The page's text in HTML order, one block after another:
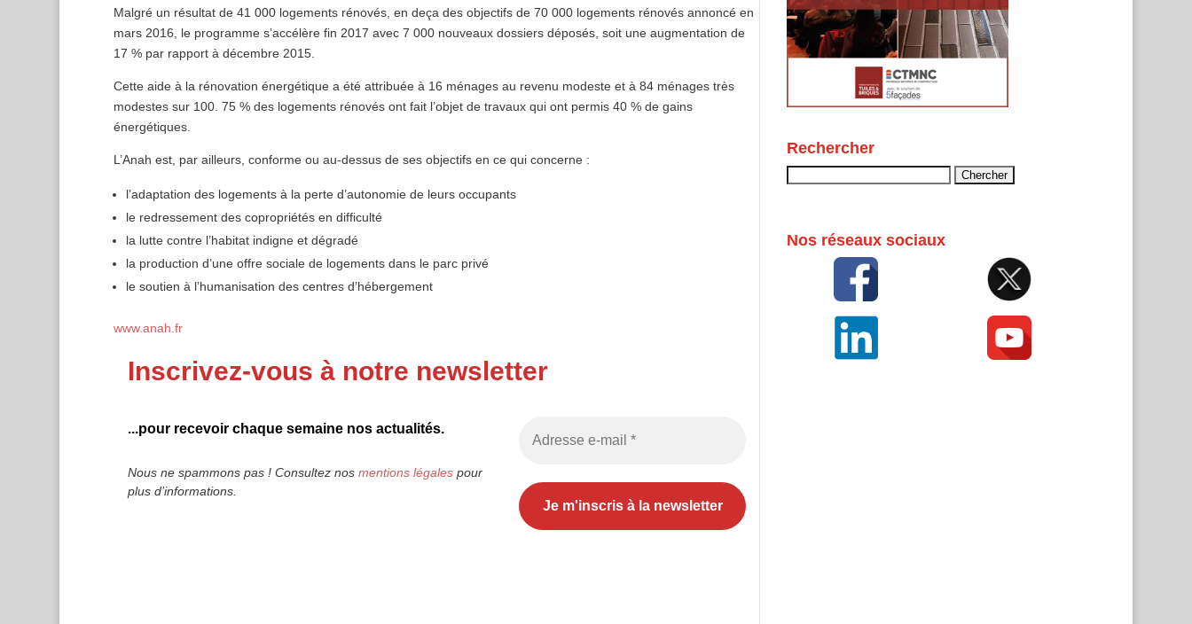
Malgré un résultat de 41 000 logements rénovés, en deça des objectifs de 70 000 logements rénovés annoncé en
mars 2016, le programme s’accélère fin 2017 avec 7 000 nouveaux dossiers déposés, soit une augmentation de
17 % par rapport à décembre 2015.
Cette aide à la rénovation énergétique a été attribuée à 16 ménages au revenu modeste et à 84 ménages très
modestes sur 100. 75 % des logements rénovés ont fait l’objet de travaux qui ont permis 40 % de gains
énergétiques.
L’Anah est, par ailleurs, conforme ou au-dessus de ses objectifs en ce qui concerne :
l’adaptation des logements à la perte d’autonomie de leurs occupants
le redressement des copropriétés en difficulté
la lutte contre l’habitat indigne et dégradé
la production d’une offre sociale de logements dans le parc privé
le soutien à l’humanisation des centres d’hébergement
www.anah.fr
Inscrivez-vous à notre newsletter
...pour recevoir chaque semaine nos actualités.
Nous ne spammons pas ! Consultez nos mentions légalespour
plus d’informations.
Rechercher
Nos réseaux sociaux